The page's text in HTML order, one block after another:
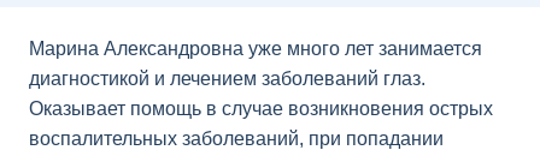
Марина Александровна уже много лет занимается
диагностикой и лечением заболеваний глаз.
Оказывает помощь в случае возникновения острых
воспалительных заболеваний, при попадании